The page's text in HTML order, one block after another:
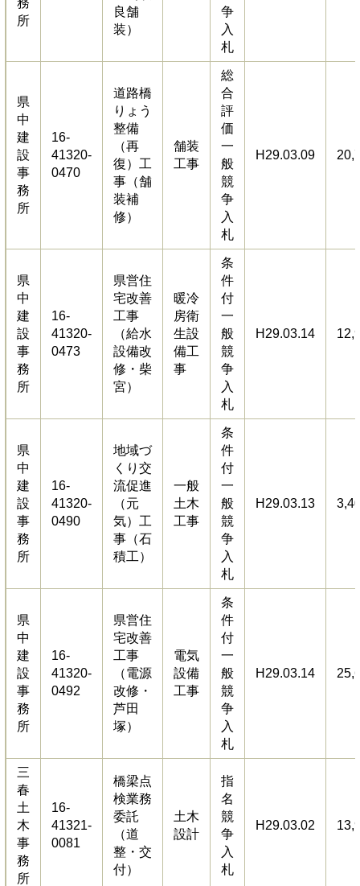
務
所
良舗
装）
争
入
札
県
中
建
設
事
務
所
16-
41320-
0470
道路橋
りょう
整備
（再
復）工
事（舗
装補
修）
舗装
工事
総
合
評
価
一
般
競
争
入
札
H29.03.09
県
中
建
設
事
務
所
16-
41320-
0473
県営住
宅改善
工事
（給水
設備改
修・柴
宮）
暖冷
房衛
生設
備工
事
条
件
付
一
般
競
争
入
札
H29.03.14
県
中
建
設
事
務
所
16-
41320-
0490
地域づ
くり交
流促進
（元
気）工
事（石
積工）
一般
土木
工事
条
件
付
一
般
競
争
入
札
H29.03.13
県
中
建
設
事
務
所
16-
41320-
0492
県営住
宅改善
工事
（電源
改修・
芦田
塚）
電気
設備
工事
条
件
付
一
般
競
争
入
札
H29.03.14
三
春
土
木
事
務
所
16-
41321-
0081
橋梁点
検業務
委託
（道
整・交
付）
土木
設計
指
名
競
争
入
札
H29.03.02